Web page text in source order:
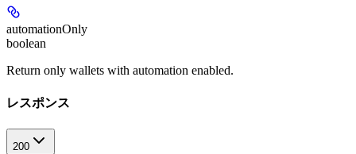
automationOnly
boolean
Return only wallets with automation enabled.
レスポンス
200